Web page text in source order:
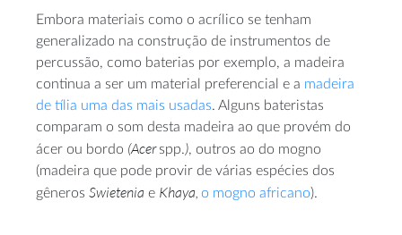
Embora materiais como o acrílico se tenham
generalizado na construção de instrumentos de
percussão, como baterias por exemplo, a madeira
continua a ser um material preferencial e a madeira
de tília uma das mais usadas. Alguns bateristas
comparam o som desta madeira ao que provém do
ácer ou bordo (Acerspp.), outros ao do mogno
(madeira que pode provir de várias espécies dos
gêneros Swietenia e Khaya, o mogno africano).